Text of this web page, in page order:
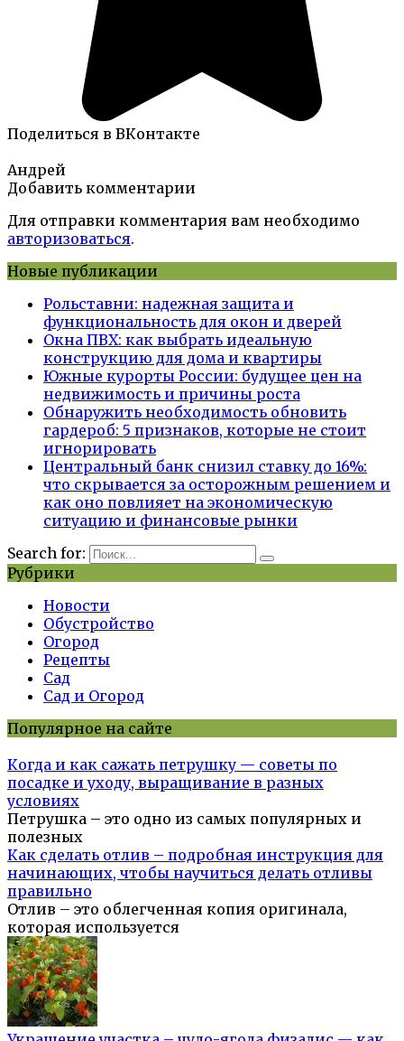
Поделиться в ВКонтакте
Андрей
Добавить комментарии
Для отправки комментария вам необходимо
авторизоваться.
Новые публикации
Рольставни: надежная защита и
функциональность для окон и дверей
Окна ПВХ: как выбрать идеальную
конструкцию для дома и квартиры
Южные курорты России: будущее цен на
недвижимость и причины роста
Обнаружить необходимость обновить
гардероб: 5 признаков, которые не стоит
игнорировать
Центральный банк снизил ставку до 16%:
что скрывается за осторожным решением и
как оно повлияет на экономическую
ситуацию и финансовые рынки
Search for:
Рубрики
Новости
Обустройство
Огород
Рецепты
Сад
Сад и Огород
Популярное на сайте
Когда и как сажать петрушку — советы по
посадке и уходу, выращивание в разных
условиях
Петрушка – это одно из самых популярных и
полезных
Как сделать отлив – подробная инструкция для
начинающих, чтобы научиться делать отливы
правильно
Отлив – это облегченная копия оригинала,
которая используется